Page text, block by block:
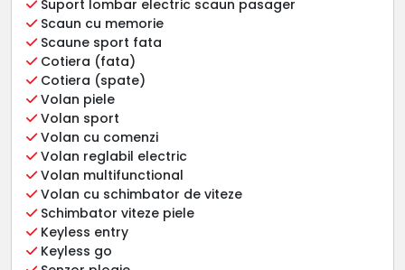
Suport lombar electric scaun pasager
Scaun cu memorie
Scaune sport fata
Cotiera (fata)
Cotiera (spate)
Volan piele
Volan sport
Volan cu comenzi
Volan reglabil electric
Volan multifunctional
Volan cu schimbator de viteze
Schimbator viteze piele
Keyless entry
Keyless go